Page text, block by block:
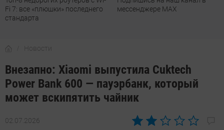
Fi 7: все «плюшки» последнего
стандарта
мессенджере МАХ
Новости
Внезапно: Xiaomi выпустила Cuktech
Power Bank 600 — пауэрбанк, который
может вскипятить чайник
02.07.2026
Автор: